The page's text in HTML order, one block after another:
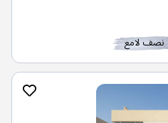
نصف لامع